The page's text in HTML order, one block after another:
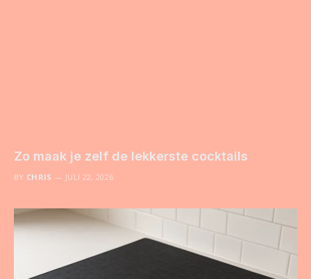
Zo maak je zelf de lekkerste cocktails
BY CHRIS JULI 22, 2026